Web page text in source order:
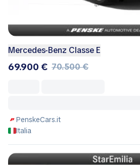
Mercedes-Benz Classe E
69.900 € 70.500 €
PenskeCars.it
Italia